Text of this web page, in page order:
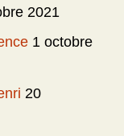
2021
1 octobre
20